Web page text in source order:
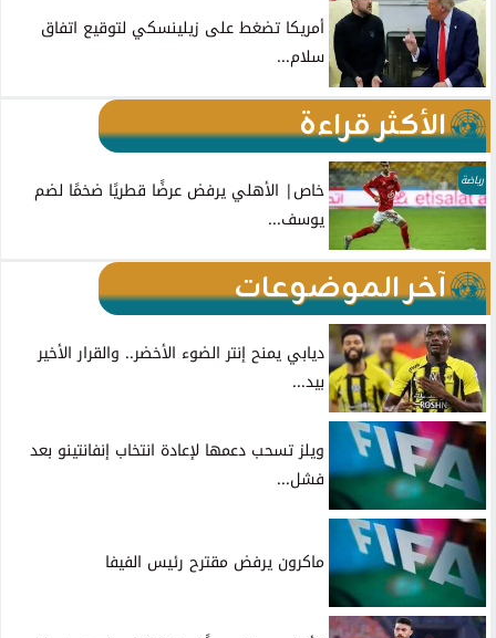
أمريكا تضغط على زيلينسكي لتوقيع اتفاق
سلام...
الأكثر قراءة
رياضة
خاص| الأهلي يرفض عرضًا قطريًا ضخمًا لضم
يوسف...
آخر الموضوعات
ديابي يمنح إنتر الضوء الأخضر.. والقرار الأخير
بيد...
ويلز تسحب دعمها لإعادة انتخاب إنفانتينو بعد
فشل...
ماكرون يرفض مقترح رئيس الفيفا